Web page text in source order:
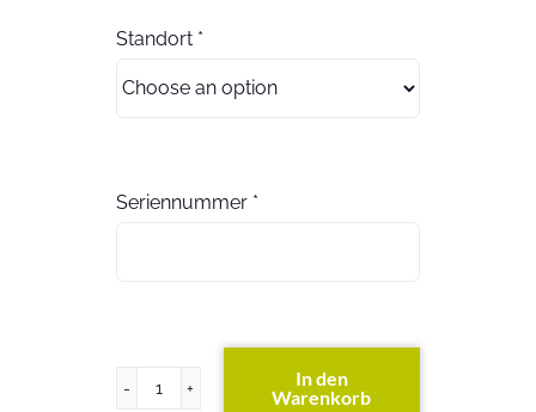
Standort *
Seriennummer *
FAS8200
In den
Warenkorb